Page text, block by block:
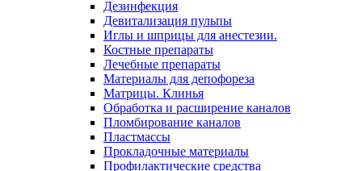
Дезинфекция
Девитализация пульпы
Иглы и шприцы для анестезии.
Костные препараты
Лечебные препараты
Материалы для депофореза
Матрицы. Клинья
Обработка и расширение каналов
Пломбирование каналов
Пластмассы
Прокладочные материалы
Профилактические средства